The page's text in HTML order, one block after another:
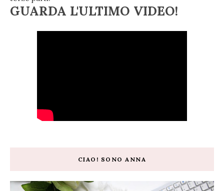
GUARDA L'ULTIMO VIDEO!
CIAO! SONO ANNA